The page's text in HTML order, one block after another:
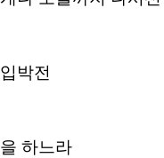
입박전
을 하느라